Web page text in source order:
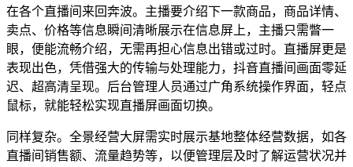
在各个直播间来回奔波。主播要介绍下一款商品，商品详情、
卖点、价格等信息瞬间清晰展示在信息屏上，主播只需瞥一
眼，便能流畅介绍，无需再担心信息出错或过时。直播屏更是
表现出色，凭借强大的传输与处理能力，抖音直播间画面零延
迟、超高清呈现。后台管理人员通过广角系统操作界面，轻点
鼠标，就能轻松实现直播屏画面切换。
同样复杂。全景经营大屏需实时展示基地整体经营数据，如各
直播间销售额、流量趋势等，以便管理层及时了解运营状况并